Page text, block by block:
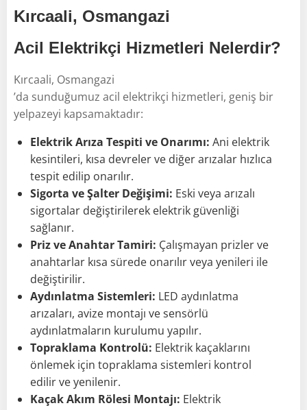
Kırcaali, Osmangazi
Acil Elektrikçi Hizmetleri Nelerdir?
Kırcaali, Osmangazi
’da sunduğumuz acil elektrikçi hizmetleri, geniş bir
yelpazeyi kapsamaktadır:
Elektrik Arıza Tespiti ve Onarımı: Ani elektrik
kesintileri, kısa devreler ve diğer arızalar hızlıca
tespit edilip onarılır.
Sigorta ve Şalter Değişimi: Eski veya arızalı
sigortalar değiştirilerek elektrik güvenliği
sağlanır.
Priz ve Anahtar Tamiri: Çalışmayan prizler ve
anahtarlar kısa sürede onarılır veya yenileri ile
değiştirilir.
Aydınlatma Sistemleri: LED aydınlatma
arızaları, avize montajı ve sensörlü
aydınlatmaların kurulumu yapılır.
Topraklama Kontrolü: Elektrik kaçaklarını
önlemek için topraklama sistemleri kontrol
edilir ve yenilenir.
Kaçak Akım Rölesi Montajı: Elektrik